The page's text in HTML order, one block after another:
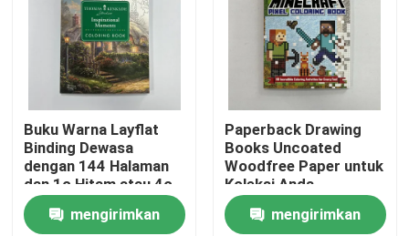
Tentang kami
Sumber
Hubungi kami
Berita
Buku Warna Layflat
Binding Dewasa
dengan 144 Halaman
dan 1c Hitam atau 4c
Proses Pencetakan
mengirimkan
Paperback Drawing
Books Uncoated
Woodfree Paper untuk
Koleksi Anda
mengirimkan